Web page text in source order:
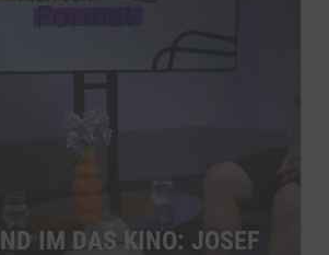
IM DAS KINO: JOSEF